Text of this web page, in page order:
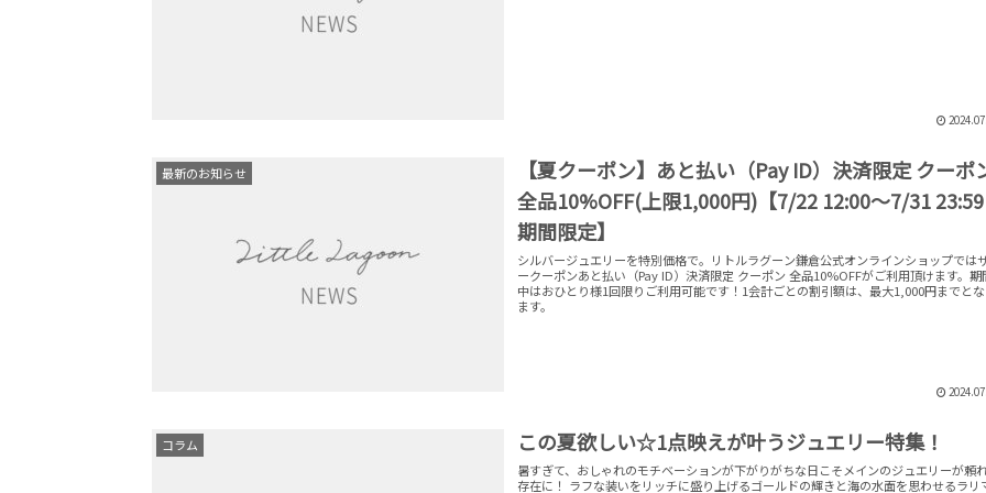
最新のお知らせ
【夏クーポン】あと払い（Pay ID）決済限定 クーポ
全品10%OFF(上限1,000円)【7/22 12:00～7/31 23:59
期間限定】
シルバージュエリーを特別価格で。リトルラグーン鎌倉公式オンラインショップでは
ークーポンあと払い（Pay ID）決済限定 クーポン 全品10%OFFがご利用頂けます。期
中はおひとり様1回限りご利用可能です！1会計ごとの割引額は、最大1,000円までとな
ます。
コラム この夏欲しい☆1点映えが叶うジュエリー特集！
暑すぎて、おしゃれのモチベーションが下がりがちな日こそメインのジュエリーが頼
存在に！ ラフな装いをリッチに盛り上げるゴールドの輝きと海の水面を思わせるラリ